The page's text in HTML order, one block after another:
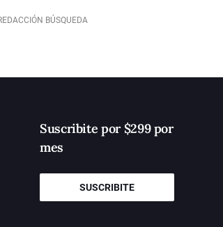
BÚSQUEDA
Suscribite por $299 por
mes
SUSCRIBITE